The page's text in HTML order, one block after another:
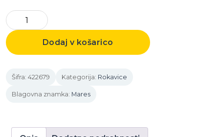
Gloves
količina
Dodaj v košarico
Šifra: 422679 Kategorija: Rokavice
Blagovna znamka: Mares